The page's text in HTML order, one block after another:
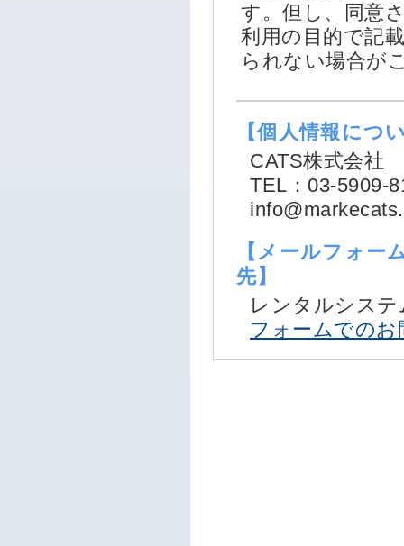
す。但し、同意
利用の目的で記
られない場合が
【個人情報につ
CATS株式会社
TEL：03-5909-
【メールフォー
先】
レンタルシス
フォームでの